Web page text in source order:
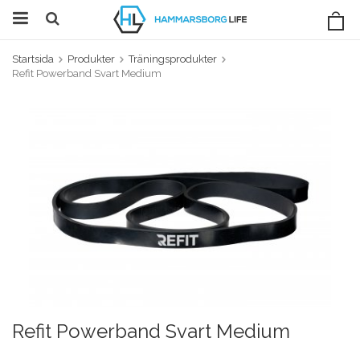
Startsida Produkter
Träningsprodukter
Refit Powerband Svart Medium
Refit Powerband Svart Medium